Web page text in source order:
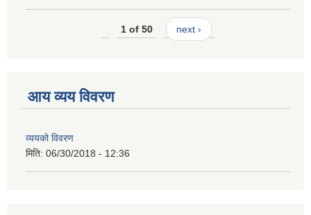
1 of 50 next ›
आय व्यय विवरण
व्ययको विवरण
मिति: 06/30/2018 - 12:36